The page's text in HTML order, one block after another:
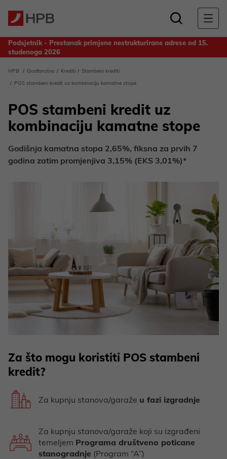
Podsjetnik - Prestanak primjene nestrukturirane adrese od 15.
studenoga 2026
ostvarene u 2025. godini
HPB Građanstvo Krediti
Stambeni krediti
POS stambeni kredit uz kombinaciju kamatne stope
POS stambeni kredit uz
kombinaciju kamatne stope
Godišnja kamatna stopa 2,65%, fiksna za prvih 7
godina zatim promjenjiva 3,15% (EKS 3,01%)*
Za što mogu koristiti POS stambeni
kredit?
Za kupnju stanova/garaže u fazi izgradnje
Za kupnju stanova/garaže koji su izgrađeni
temeljem Programa društveno poticane
stanogradnje (Program “A”)